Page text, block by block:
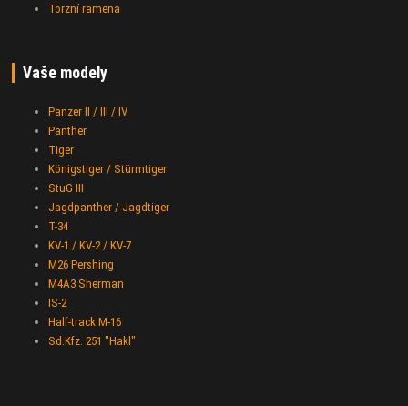
Torzní ramena
Vaše modely
Panzer II / III / IV
Panther
Tiger
Königstiger / Stürmtiger
StuG III
Jagdpanther / Jagdtiger
T-34
KV-1 / KV-2 / KV-7
M26 Pershing
M4A3 Sherman
IS-2
Half-track M-16
Sd.Kfz. 251 "Hakl"